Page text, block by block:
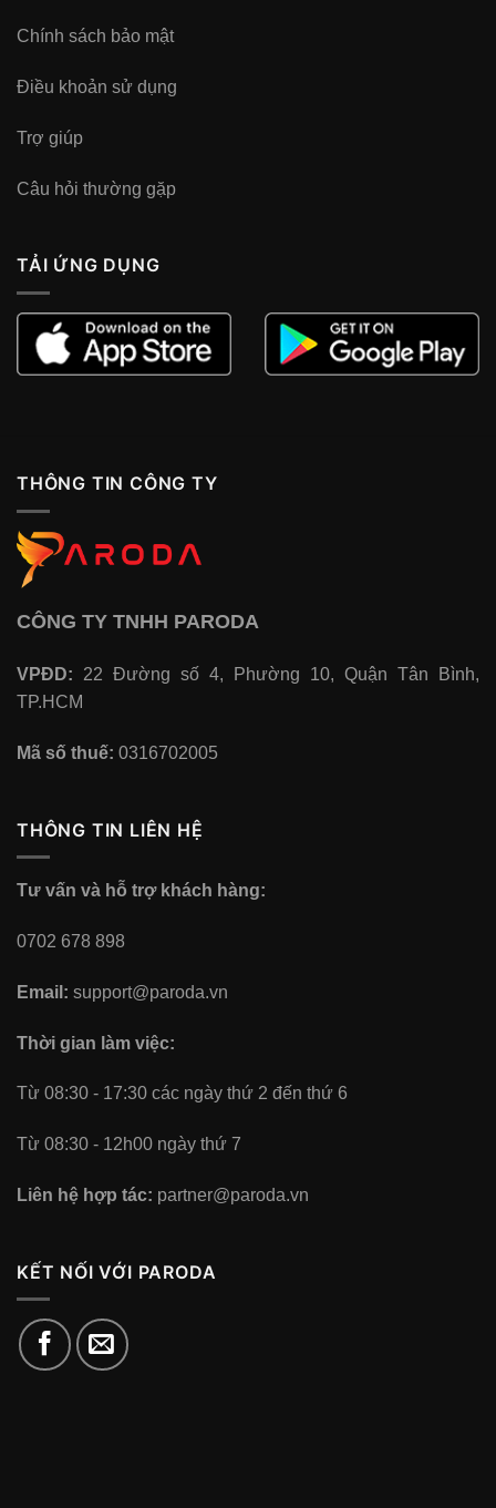
Chính sách bảo mật
Điều khoản sử dụng
Trợ giúp
Câu hỏi thường gặp
TẢI ỨNG DỤNG
THÔNG TIN CÔNG TY
CÔNG TY TNHH PARODA
VPĐD: 22 Đường số 4, Phường 10, Quận Tân Bình,
TP.HCM
Mã số thuế: 0316702005
THÔNG TIN LIÊN HỆ
Tư vấn và hỗ trợ khách hàng:
0702 678 898
Email: support@paroda.vn
Thời gian làm việc:
Từ 08:30 - 17:30 các ngày thứ 2 đến thứ 6
Từ 08:30 - 12h00 ngày thứ 7
Liên hệ hợp tác: partner@paroda.vn
KẾT NỐI VỚI PARODA